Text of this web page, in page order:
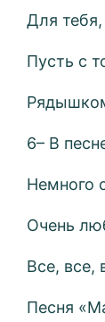
Для
Пусть с
6– В
Немного
Очень
Все, все,
Песня